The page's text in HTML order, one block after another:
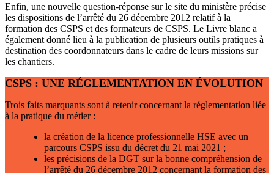
Enfin, une nouvelle question-réponse sur le site du ministère précise
les dispositions de l’arrêté du 26 décembre 2012 relatif à la
formation des CSPS et des formateurs de CSPS. Le Livre blanc a
également donné lieu à la publication de plusieurs outils pratiques à
destination des coordonnateurs dans le cadre de leurs missions sur
les chantiers.
CSPS : UNE RÉGLEMENTATION EN ÉVOLUTION
Trois faits marquants sont à retenir concernant la réglementation liée
à la pratique du métier :
la création de la licence professionnelle HSE avec un
parcours CSPS issu du décret du 21 mai 2021 ;
les précisions de la DGT sur la bonne compréhension de
l’arrêté du 26 décembre 2012 concernant la formation des